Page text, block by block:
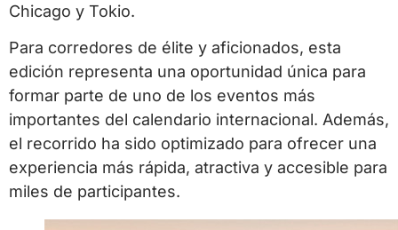
Chicago y Tokio.
Para corredores de élite y aficionados, esta
edición representa una oportunidad única para
formar parte de uno de los eventos más
importantes del calendario internacional. Además,
el recorrido ha sido optimizado para ofrecer una
experiencia más rápida, atractiva y accesible para
miles de participantes.